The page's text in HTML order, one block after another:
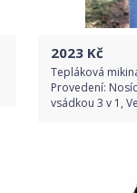
2023 Kč
Tepláková
Provedení:
vsádkou 3 v 1,